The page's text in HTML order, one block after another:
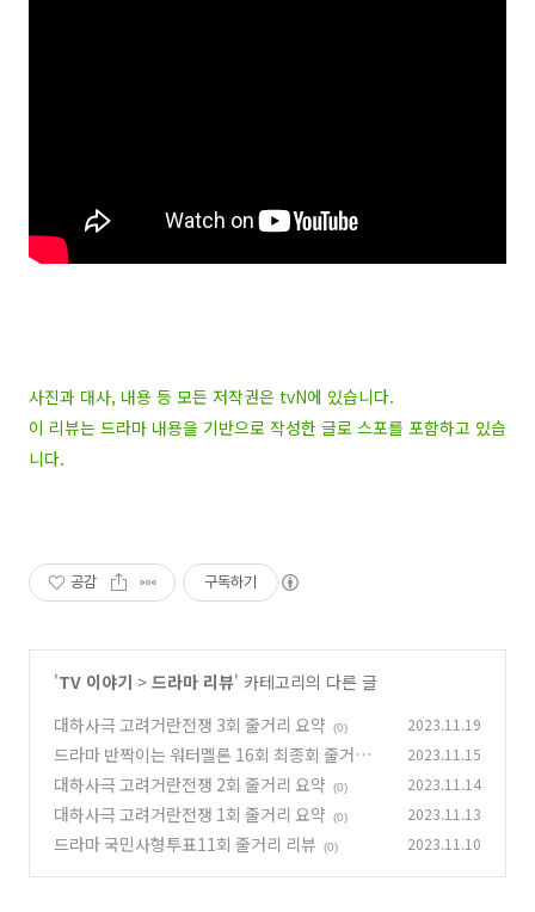
사진과 대사, 내용 등 모든 저작권은 tvN에 있습니다.
이 리뷰는 드라마 내용을 기반으로 작성한 글로 스포를 포함하고 있습
니다.
공감 구독하기
'TV 이야기 > 드라마 리뷰' 카테고리의 다른 글
대하사극 고려거란전쟁 3회 줄거리 요약
(0) 2023.11.19
드라마 반짝이는 워터멜론 16회 최종회 줄거리
요약
(0)
2023.11.15
대하사극 고려거란전쟁 2회 줄거리 요약 (0) 2023.11.14
대하사극 고려거란전쟁 1회 줄거리 요약 (0) 2023.11.13
드라마 국민사형투표11회 줄거리 리뷰 (0) 2023.11.10